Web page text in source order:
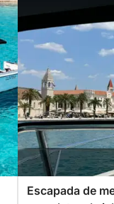
Escapada de